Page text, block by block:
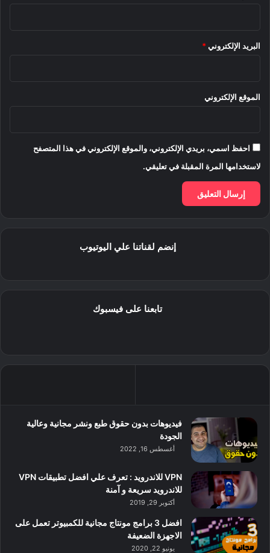
البريد الإلكتروني *
الموقع الإلكتروني
احفظ اسمي، بريدي الإلكتروني، والموقع الإلكتروني في هذا المتصفح
لاستخدامها المرة المقبلة في تعليقي.
إنضم لقناتنا علي اليوتيوب
تابعنا على فيسبوك
فيديوهات بدون حقوق طبع ونشر مجانية وعالية
الجودة
أغسطس 16, 2022
VPN للاندرويد : تعرف علي افضل تطبيقات VPN
للاندرويد سريعة و آمنة
أكتوبر 29, 2019
افضل 3 برامج مونتاج مجانية للكمبيوتر تعمل على
الاجهزة الضعيفة
يونيو 22, 2020